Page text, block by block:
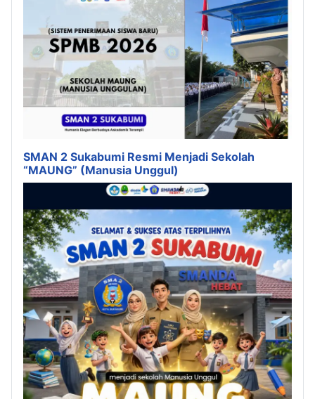
SMAN 2 Sukabumi Resmi Menjadi Sekolah
“MAUNG” (Manusia Unggul)